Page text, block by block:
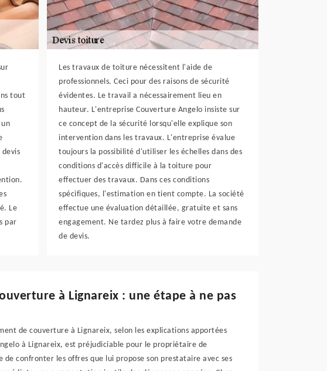
tout
Le
par
Les travaux de toiture nécessitent l'aide de
professionnels. Ceci pour des raisons de sécurité
évidentes. Le travail a nécessairement lieu en
hauteur. L'entreprise Couverture Angelo insiste sur
ce concept de la sécurité lorsqu'elle explique son
intervention dans les travaux. L'entreprise évalue
toujours la possibilité d'utiliser les échelles dans des
conditions d'accès difficile à la toiture pour
effectuer des travaux. Dans ces conditions
spécifiques, l'estimation en tient compte. La société
effectue une évaluation détaillée, gratuite et sans
engagement. Ne tardez plus à faire votre demande
de devis.
à Lignareix : une étape à ne pas
de couverture à Lignareix, selon les explications apportées
à Lignareix, est préjudiciable pour le propriétaire de
de confronter les offres que lui propose son prestataire avec ses